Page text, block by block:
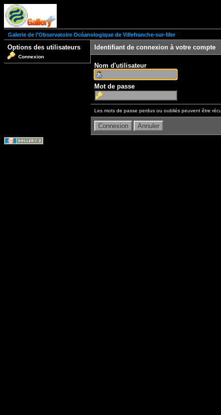
Galerie de l'Observatoire Océanologique de Villefranche-sur-Mer
Options des utilisateurs
Connexion
Identifiant de connexion à votre compte
Nom d'utilisateur
Mot de passe
Les mots de passe perdus ou oubliés peuvent être